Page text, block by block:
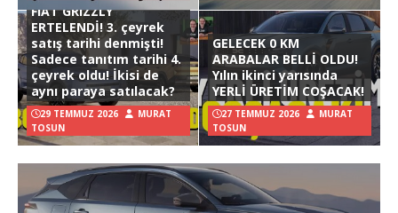
FIAT GRIZZLY
ERTELENDİ! 3. çeyrek
satış tarihi denmişti!
Sadece tanıtım tarihi 4.
çeyrek oldu! İkisi de
aynı paraya satılacak?
29 TEMMUZ 2026
MURAT
TOSUN
GELECEK 0 KM
ARABALAR BELLİ OLDU!
Yılın ikinci yarısında
YERLİ ÜRETİM COŞACAK!
27 TEMMUZ 2026
MURAT
TOSUN